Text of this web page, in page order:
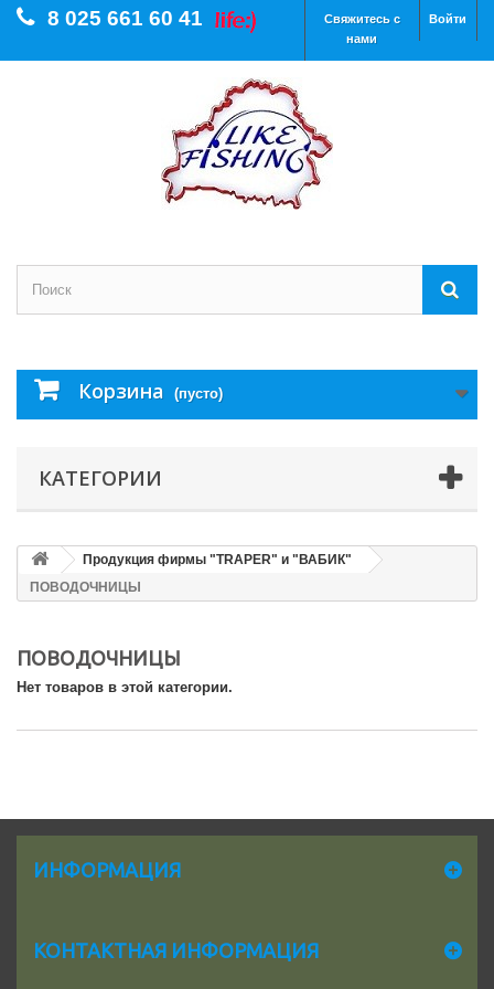
Войти
Свяжитесь с
нами
8 025 661 60 41
Корзина (пусто)
КАТЕГОРИИ
Продукция фирмы "TRAPER" и "ВАБИК"
ПОВОДОЧНИЦЫ
ПОВОДОЧНИЦЫ
Нет товаров в этой категории.
ИНФОРМАЦИЯ
КОНТАКТНАЯ ИНФОРМАЦИЯ